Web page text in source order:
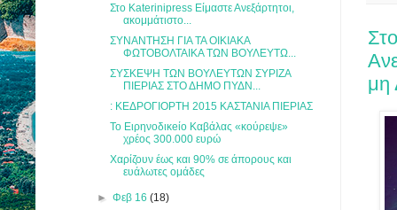
μη
Στο Katerinipress Είμαστε Ανεξάρτητοι,
ακομμάτιστο...
ΣΥΝΑΝΤΗΣΗ ΓΙΑ ΤΑ ΟΙΚΙΑΚΑ
ΦΩΤΟΒΟΛΤΑΙΚΑ ΤΩΝ ΒΟΥΛΕΥΤΩ...
ΣΥΣΚΕΨΗ ΤΩΝ ΒΟΥΛΕΥΤΩΝ ΣΥΡΙΖΑ
ΠΙΕΡΙΑΣ ΣΤΟ ΔΗΜΟ ΠΥΔΝ...
: ΚΕΔΡΟΓΙΟΡΤΗ 2015 ΚΑΣΤΑΝΙΑ ΠΙΕΡΙΑΣ
Το Ειρηνοδικeίο Καβάλας «κούρεψε»
χρέος 300.000 ευρώ
Χαρίζουν έως και 90% σε άπορους και
ευάλωτες ομάδες
► Φεβ 16 (18)